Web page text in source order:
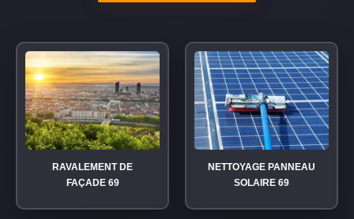
RAVALEMENT DE
FAÇADE 69
NETTOYAGE PANNEAU
SOLAIRE 69